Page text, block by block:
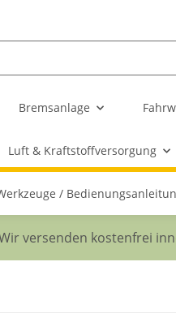
Bremsanlage
Luft & Kraftstoffversorgung
/
versenden kostenfrei